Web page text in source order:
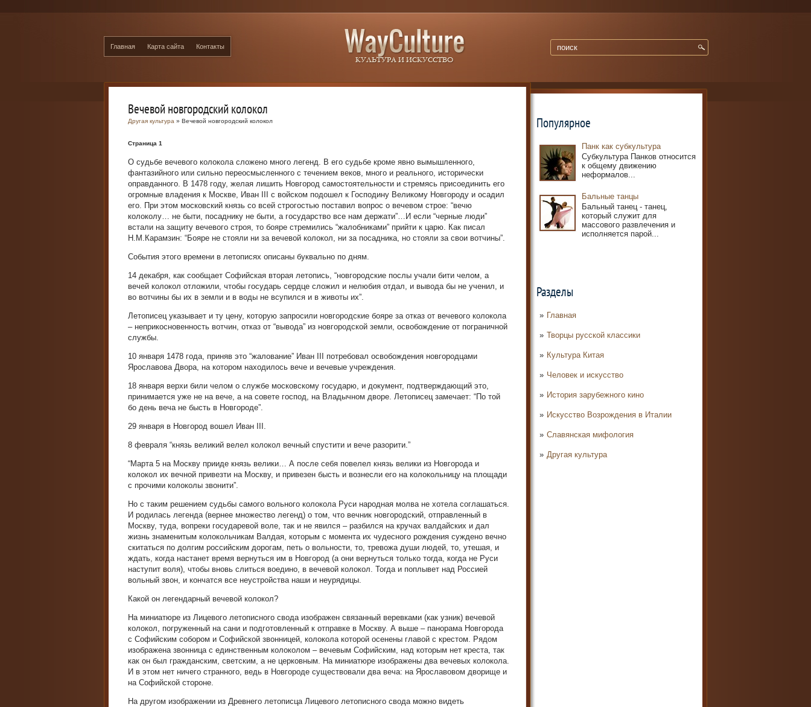
Главная Карта сайта Контакты
Популярное
Панк как субкультура
Субкультура Панков относится
к общему движению
неформалов...
Бальные танцы
Бальный танец - танец,
который служит для
массового развлечения и
исполняется парой...
Разделы
Главная
Творцы русской классики
Культура Китая
Человек и искусство
История зарубежного кино
Искусство Возрождения в Италии
Славянская мифология
Другая культура
Вечевой новгородский колокол
Другая культура » Вечевой новгородский колокол
Страница 1
О судьбе вечевого колокола сложено много легенд. В его судьбе кроме явно вымышленного,
фантазийного или сильно переосмысленного с течением веков, много и реального, исторически
оправданного. В 1478 году, желая лишить Новгород самостоятельности и стремясь присоединить его
огромные владения к Москве, Иван III с войском подошел к Господину Великому Новгороду и осадил
его. При этом московский князь со всей строгостью поставил вопрос о вечевом строе: “вечю
колоколу… не быти, посаднику не быти, а государство все нам держати”…И если “черные люди”
встали на защиту вечевого строя, то бояре стремились “жалобниками” прийти к царю. Как писал
Н.М.Карамзин: “Бояре не стояли ни за вечевой колокол, ни за посадника, но стояли за свои вотчины”.
События этого времени в летописях описаны буквально по дням.
14 декабря, как сообщает Софийская вторая летопись, “новгородские послы учали бити челом, а
вечей колокол отложили, чтобы государь сердце сложил и нелюбия отдал, и вывода бы не ученил, и
во вотчины бы их в земли и в воды не всупился и в животы их”.
Летописец указывает и ту цену, которую запросили новгородские бояре за отказ от вечевого колокола
– неприкосновенность вотчин, отказ от “вывода” из новгородской земли, освобождение от пограничной
службы.
10 января 1478 года, приняв это “жалование” Иван III потребовал освобождения новгородцами
Ярославова Двора, на котором находилось вече и вечевые учреждения.
18 января верхи били челом о службе московскому государю, и документ, подтверждающий это,
принимается уже не на вече, а на совете господ, на Владычном дворе. Летописец замечает: “По той
бо день веча не бысть в Новгороде”.
29 января в Новгород вошел Иван III.
8 февраля “князь великий велел колокол вечный спустити и вече разорити.”
“Марта 5 на Москву прииде князь велики… А после себя повелел князь велики из Новгорода и
колокол их вечной привезти на Москву, и привезен бысть и вознесли его на колокольницу на площади
с прочими колоколы звонити”.
Но с таким решением судьбы самого вольного колокола Руси народная молва не хотела соглашаться.
И родилась легенда (вернее множество легенд) о том, что вечник новгородский, отправленный в
Москву, туда, вопреки государевой воле, так и не явился – разбился на кручах валдайских и дал
жизнь знаменитым колокольчикам Валдая, которым с момента их чудесного рождения суждено вечно
скитаться по долгим российским дорогам, петь о вольности, то, тревожа души людей, то, утешая, и
ждать, когда настанет время вернуться им в Новгород (а они вернуться только тогда, когда не Руси
наступит воля), чтобы вновь слиться воедино, в вечевой колокол. Тогда и поплывет над Россией
вольный звон, и кончатся все неустройства наши и неурядицы.
Какой он легендарный вечевой колокол?
На миниатюре из Лицевого летописного свода изображен связанный веревками (как узник) вечевой
колокол, погруженный на сани и подготовленный к отправке в Москву. А выше – панорама Новгорода
с Софийским собором и Софийской звонницей, колокола которой осенены главой с крестом. Рядом
изображена звонница с единственным колоколом – вечевым Софийским, над которым нет креста, так
как он был гражданским, светским, а не церковным. На миниатюре изображены два вечевых колокола.
И в этом нет ничего странного, ведь в Новгороде существовали два веча: на Ярославовом дворище и
на Софийской стороне.
На другом изображении из Древнего летописца Лицевого летописного свода можно видеть